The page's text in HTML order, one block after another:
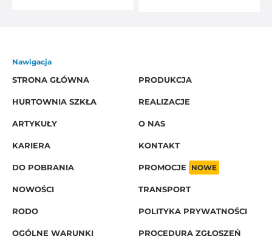
Nawigacja
STRONA GŁÓWNA
PRODUKCJA
HURTOWNIA SZKŁA REALIZACJE
ARTYKUŁY O NAS
KARIERA KONTAKT
DO POBRANIA PROMOCJE NOWE
NOWOŚCI TRANSPORT
RODO POLITYKA PRYWATNOŚCI
OGÓLNE WARUNKI
PROCEDURA ZGŁOSZEŃ